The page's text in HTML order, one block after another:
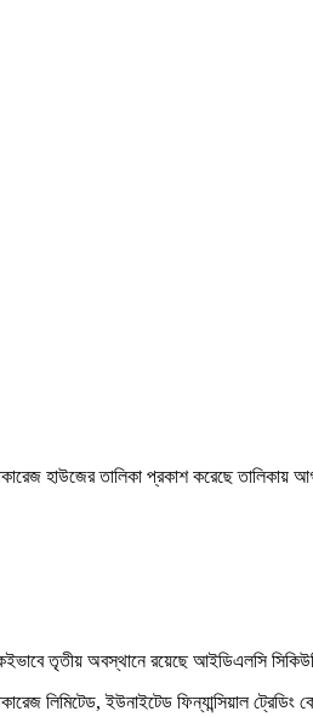
হাউজের তালিকা প্রকাশ করেছে
তৃতীয় অবস্থানে রয়েছে আইডিএলসি
লিমিটেড, ইউনাইটেড ফিন্যান্সিয়াল ট্রেডিং